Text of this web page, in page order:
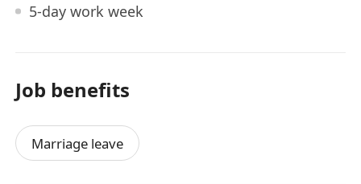
5-day work week
Job benefits
Marriage leave